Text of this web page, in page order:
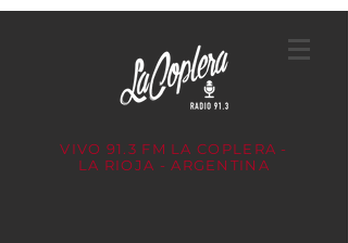
VIVO 91.3 FM LA COPLERA -
LA RIOJA - ARGENTINA